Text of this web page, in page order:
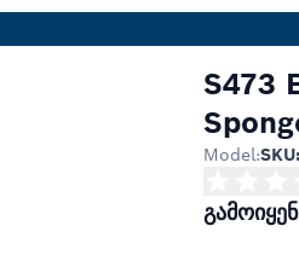
S473
Model: